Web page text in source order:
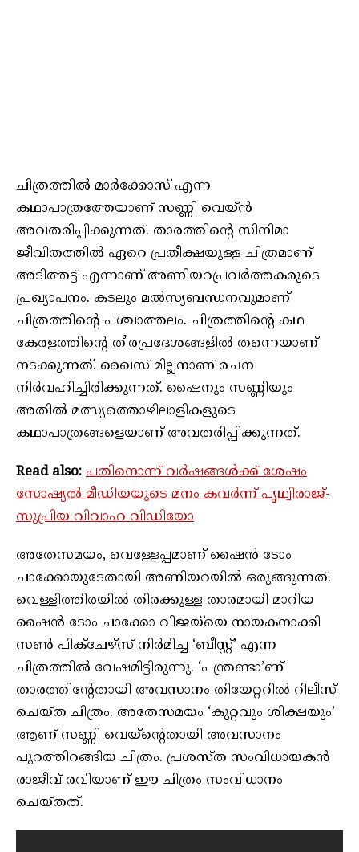
ചിത്രത്തില്‍ മാര്‍ക്കോസ് എന്ന
കഥാപാത്രത്തേയാണ് സണ്ണി വെയ്ന്‍
അവതരിപ്പിക്കുന്നത്. താരത്തിന്റെ സിനിമാ
ജീവിതത്തില്‍ ഏറെ പ്രതീക്ഷയുള്ള ചിത്രമാണ്
അടിത്തട്ട് എന്നാണ് അണിയറപ്രവര്‍ത്തകരുടെ
പ്രഖ്യാപനം. കടലും മൽസ്യബന്ധനവുമാണ്
ചിത്രത്തിന്റെ പശ്ചാത്തലം. ചിത്രത്തിന്റെ കഥ
കേരളത്തിന്റെ തീരപ്രദേശങ്ങളിൽ തന്നെയാണ്
നടക്കുന്നത്. ഖൈസ് മില്ലനാണ് രചന
നിർവഹിച്ചിരിക്കുന്നത്. ഷൈനും സണ്ണിയും
അതിൽ മത്സ്യത്തൊഴിലാളികളുടെ
കഥാപാത്രങ്ങളെയാണ് അവതരിപ്പിക്കുന്നത്.
Read also: പതിനൊന്ന് വർഷങ്ങൾക്ക് ശേഷം
സോഷ്യൽ മീഡിയയുടെ മനം കവർന്ന് പൃഥ്വിരാജ്-
സുപ്രിയ വിവാഹ വിഡിയോ
അതേസമയം, വെള്ളേപ്പമാണ് ഷൈൻ ടോം
ചാക്കോയുടേതായി അണിയറയിൽ ഒരുങ്ങുന്നത്.
വെള്ളിത്തിരയിൽ തിരക്കുള്ള താരമായി മാറിയ
ഷൈൻ ടോം ചാക്കോ വിജയ്‌യെ നായകനാക്കി
സൺ പിക്ചേഴ്സ് നിർമിച്ച ‘ബീസ്റ്റ്’ എന്ന
ചിത്രത്തിൽ വേഷമിട്ടിരുന്നു. ‘പന്ത്രണ്ടാ’ണ്
താരത്തിന്റേതായി അവസാനം തിയേറ്ററിൽ റിലീസ്
ചെയ്ത ചിത്രം. അതേസമയം ‘കുറ്റവും ശിക്ഷയും’
ആണ് സണ്ണി വെയ്‌ന്റെതായി അവസാനം
പുറത്തിറങ്ങിയ ചിത്രം. പ്രശസ്ത സംവിധായകന്‍
രാജീവ് രവിയാണ് ഈ ചിത്രം സംവിധാനം
ചെയ്തത്.